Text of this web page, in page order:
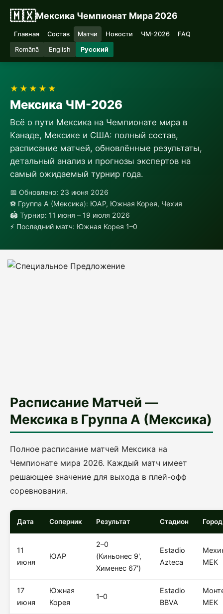
🇲🇽Мексика Чемпионат Мира 2026
Главная Состав Матчи Новости ЧМ-2026 FAQ
Română English Русский
★★★★★
Мексика ЧМ-2026
Всё о пути Мексика на Чемпионате мира в
Канаде, Мексике и США: полный состав,
расписание матчей, обновлённые результаты,
детальный анализ и прогнозы экспертов на
самый ожидаемый турнир года.
📅 Обновлено: 23 июня 2026
⚽ Группа A (Мексика): ЮАР, Южная Корея, Чехия
🏟 Турнир: 11 июня – 19 июля 2026
⚡ Последний матч: Южная Корея 1–0
Расписание Матчей —
Мексика в Группа A (Мексика)
Полное расписание матчей Мексика на
Чемпионате мира 2026. Каждый матч имеет
решающее значение для выхода в плей-офф
соревнования.
Дата Соперник Результат Стадион Город
11
июня
ЮАР
2–0
(Киньонес 9',
Хименес 67')
Estadio
Azteca
МЕК
17
июня
Южная
Корея
1–0
Estadio
BBVA
МЕК